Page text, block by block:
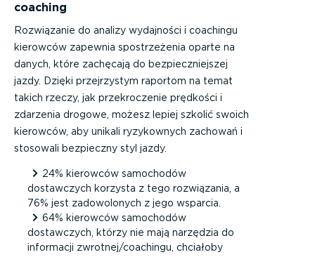
coaching
Rozwiązanie do analizy wydajności i coachingu
kierowców zapewnia spostrzeżenia oparte na
danych, które zachęcają do bezpieczniejszej
jazdy. Dzięki przejrzystym raportom na temat
takich rzeczy, jak przekroczenie prędkości i
zdarzenia drogowe, możesz lepiej szkolić swoich
kierowców, aby unikali ryzykownych zachowań i
stosowali bezpieczny styl jazdy.
24% kierowców samochodów
dostawczych korzysta z tego rozwiązania, a
76% jest zadowolonych z jego wsparcia.
64% kierowców samochodów
dostawczych, którzy nie mają narzędzia do
informacji zwrotnej/coachingu, chciałoby